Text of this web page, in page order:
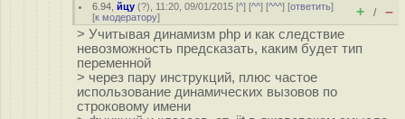
6.94 ,йцу (?), 11:20, 09/01/2015 [^] [^^] [^^^] [ответить]
[к модератору] + / –
> Учитывая динамизм php и как следствие
невозможность предсказать, каким будет тип
переменной
> через пару инструкций, плюс частое
использование динамических вызовов по
строковому имени